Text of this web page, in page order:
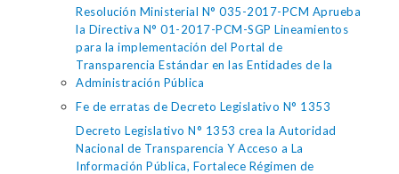
Resolución Ministerial N° 035-2017-PCM Aprueba
la Directiva N° 01-2017-PCM-SGP Lineamientos
para la implementación del Portal de
Transparencia Estándar en las Entidades de la
Administración Pública
Fe de erratas de Decreto Legislativo N° 1353
Decreto Legislativo N° 1353 crea la Autoridad
Nacional de Transparencia Y Acceso a La
Información Pública, Fortalece Régimen de